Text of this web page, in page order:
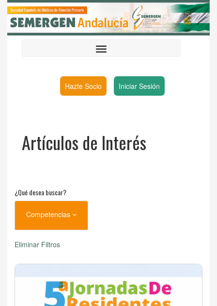
Hazte Socio Iniciar Sesión
Artículos de Interés
¿Qué desea buscar?
Competencias
Eliminar Filtros